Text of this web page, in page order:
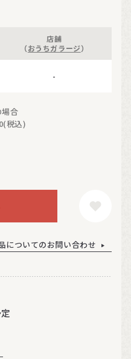
店舗
（おうちガラージ）
-
合
税込)
についてのお問い合わせ